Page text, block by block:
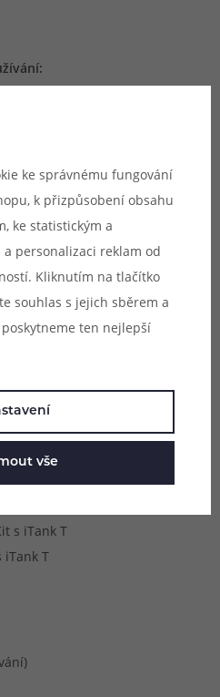
ml)
iTank
s iTank
s iTank 2
iTank 2
s iTank T
iTank T
ke správnému fungování
k přizpůsobení obsahu
ke statistickým a
personalizaci reklam od
Kliknutím na tlačítko
souhlas s jejich sběrem a
ten nejlepší
vše